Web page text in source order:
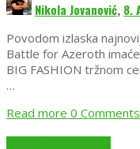
Nikola Jovanović, 8.
Povodom izlaska
Battle for Azeroth
BIG FASHION tržnom
…
Read more 0 Comments